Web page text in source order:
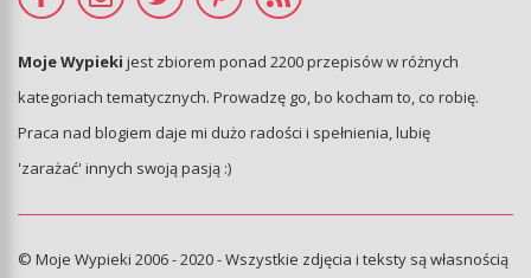
Moje Wypieki jest zbiorem ponad 2200 przepisów w różnych
kategoriach tematycznych. Prowadzę go, bo kocham to, co robię.
Praca nad blogiem daje mi dużo radości i spełnienia, lubię
'zarażać' innych swoją pasją :)
© Moje Wypieki 2006 - 2020 - Wszystkie zdjęcia i teksty są własnością